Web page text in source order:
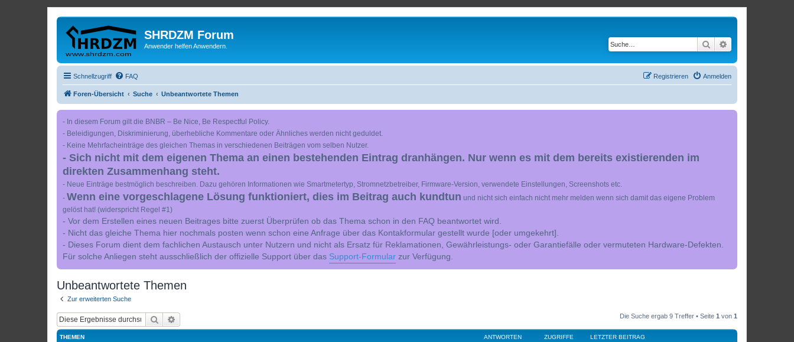
SHRDZM Forum
Anwender helfen Anwendern. Suche
Schnellzugriff FAQ Anmelden
Registrieren
Foren-Übersicht Suche Unbeantwortete Themen
- In diesem Forum gilt die BNBR – Be Nice, Be Respectful Policy.
- Beleidigungen, Diskriminierung, überhebliche Kommentare oder Ähnliches werden nicht geduldet.
- Keine Mehrfacheinträge des gleichen Themas in verschiedenen Beiträgen vom selben Nutzer.
- Sich nicht mit dem eigenen Thema an einen bestehenden Eintrag dranhängen. Nur wenn es mit dem bereits existierenden im
direkten Zusammenhang steht.
- Neue Einträge bestmöglich beschreiben. Dazu gehören Informationen wie Smartmetertyp, Stromnetzbetreiber, Firmware-Version, verwendete Einstellungen, Screenshots etc.
- Wenn eine vorgeschlagene Lösung funktioniert, dies im Beitrag auch kundtun und nicht sich einfach nicht mehr melden wenn sich damit das eigene Problem
gelöst hat! (widerspricht Regel #1)
- Vor dem Erstellen eines neuen Beitrages bitte zuerst Überprüfen ob das Thema schon in den FAQ beantwortet wird.
- Nicht das gleiche Thema hier nochmals posten wenn schon eine Anfrage über das Kontakformular gestellt wurde [oder umgekehrt].
- Dieses Forum dient dem fachlichen Austausch unter Nutzern und nicht als Ersatz für Reklamationen, Gewährleistungs- oder Garantiefälle oder vermuteten Hardware-Defekten.
Für solche Anliegen steht ausschließlich der offizielle Support über das Support-Formular zur Verfügung.
Unbeantwortete Themen
Zur erweiterten Suche
Suche Die Suche ergab 9 Treffer • Seite 1 von 1
THEMEN ANTWORTEN ZUGRIFFE LETZTER BEITRAG